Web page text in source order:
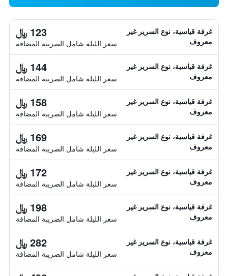
غرفة قياسية، نوع السرير غير
معروف
123 ﷼
سعر الليلة شامل الصريبة المضافة
غرفة قياسية، نوع السرير غير
معروف
144 ﷼
سعر الليلة شامل الصريبة المضافة
غرفة قياسية، نوع السرير غير
معروف
158 ﷼
سعر الليلة شامل الصريبة المضافة
غرفة قياسية، نوع السرير غير
معروف
169 ﷼
سعر الليلة شامل الصريبة المضافة
غرفة قياسية، نوع السرير غير
معروف
172 ﷼
سعر الليلة شامل الصريبة المضافة
غرفة قياسية، نوع السرير غير
معروف
198 ﷼
سعر الليلة شامل الصريبة المضافة
غرفة قياسية، نوع السرير غير
معروف
282 ﷼
سعر الليلة شامل الصريبة المضافة